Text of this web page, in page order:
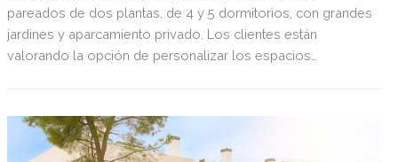
pareados de dos plantas, de 4 y 5 dormitorios, con grandes
jardines y aparcamiento privado. Los clientes están
valorando la opción de personalizar los espacios